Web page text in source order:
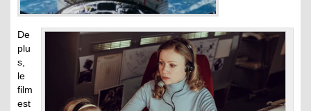
De
plu
s,
le
film
est